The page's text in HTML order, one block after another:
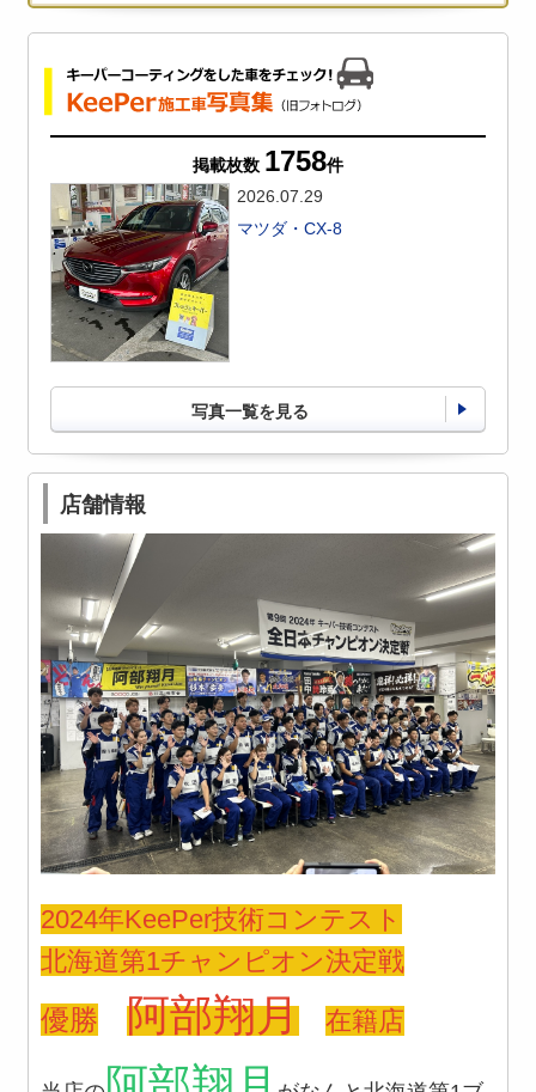
掲載枚数 1758件
2026.07.29
マツダ・CX-8
写真一覧を見る
店舗情報
2024年KeePer技術コンテスト
北海道第1チャンピオン決定戦
優勝 阿部翔月 在籍店